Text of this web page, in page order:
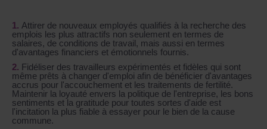
Attirer de nouveaux employés qualifiés à la recherche des
emplois les plus attractifs non seulement en termes de
salaires, de conditions de travail, mais aussi en termes
d'avantages financiers et émotionnels fournis.
Fidéliser des travailleurs expérimentés et fidèles qui sont
même prêts à changer d'emploi afin de bénéficier d'avantages
accrus pour l'accouchement et les traitements de fertilité.
Maintenir la loyauté envers la politique de l'entreprise, les bons
sentiments et la gratitude pour toutes sortes d'aide est
l'incitation la plus fiable à essayer pour le bien de la cause
commune.